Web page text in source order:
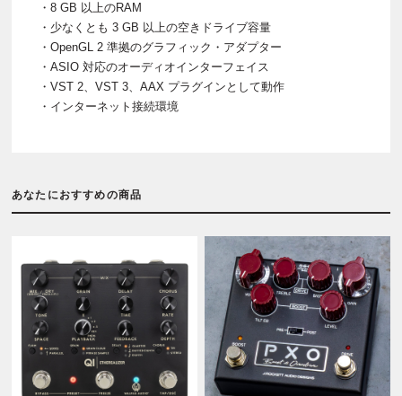
・8 GB 以上のRAM
・少なくとも 3 GB 以上の空きドライブ容量
・OpenGL 2 準拠のグラフィック・アダプター
・ASIO 対応のオーディオインターフェイス
・VST 2、VST 3、AAX プラグインとして動作
・インターネット接続環境
あなたにおすすめの商品